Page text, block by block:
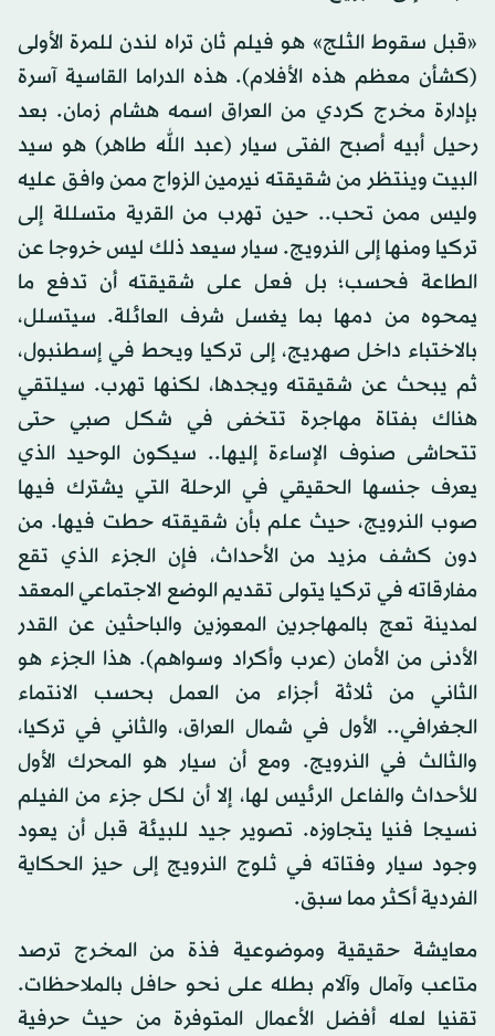
«قبل سقوط الثلج» هو فيلم ثان تراه لندن للمرة الأولى
(كشأن معظم هذه الأفلام). هذه الدراما القاسية آسرة
بإدارة مخرج كردي من العراق اسمه هشام زمان. بعد
رحيل أبيه أصبح الفتى سيار (عبد الله طاهر) هو سيد
البيت وينتظر من شقيقته نيرمين الزواج ممن وافق عليه
وليس ممن تحب.. حين تهرب من القرية متسللة إلى
تركيا ومنها إلى النرويج. سيار سيعد ذلك ليس خروجا عن
الطاعة فحسب؛ بل فعل على شقيقته أن تدفع ما
يمحوه من دمها بما يغسل شرف العائلة. سيتسلل،
بالاختباء داخل صهريج، إلى تركيا ويحط في إسطنبول،
ثم يبحث عن شقيقته ويجدها، لكنها تهرب. سيلتقي
هناك بفتاة مهاجرة تتخفى في شكل صبي حتى
تتحاشى صنوف الإساءة إليها.. سيكون الوحيد الذي
يعرف جنسها الحقيقي في الرحلة التي يشترك فيها
صوب النرويج، حيث علم بأن شقيقته حطت فيها. من
دون كشف مزيد من الأحداث، فإن الجزء الذي تقع
مفارقاته في تركيا يتولى تقديم الوضع الاجتماعي المعقد
لمدينة تعج بالمهاجرين المعوزين والباحثين عن القدر
الأدنى من الأمان (عرب وأكراد وسواهم). هذا الجزء هو
الثاني من ثلاثة أجزاء من العمل بحسب الانتماء
الجغرافي.. الأول في شمال العراق، والثاني في تركيا،
والثالث في النرويج. ومع أن سيار هو المحرك الأول
للأحداث والفاعل الرئيس لها، إلا أن لكل جزء من الفيلم
نسيجا فنيا يتجاوزه. تصوير جيد للبيئة قبل أن يعود
وجود سيار وفتاته في ثلوج النرويج إلى حيز الحكاية
الفردية أكثر مما سبق.
معايشة حقيقية وموضوعية فذة من المخرج ترصد
متاعب وآمال وآلام بطله على نحو حافل بالملاحظات.
تقنيا لعله أفضل الأعمال المتوفرة من حيث حرفية